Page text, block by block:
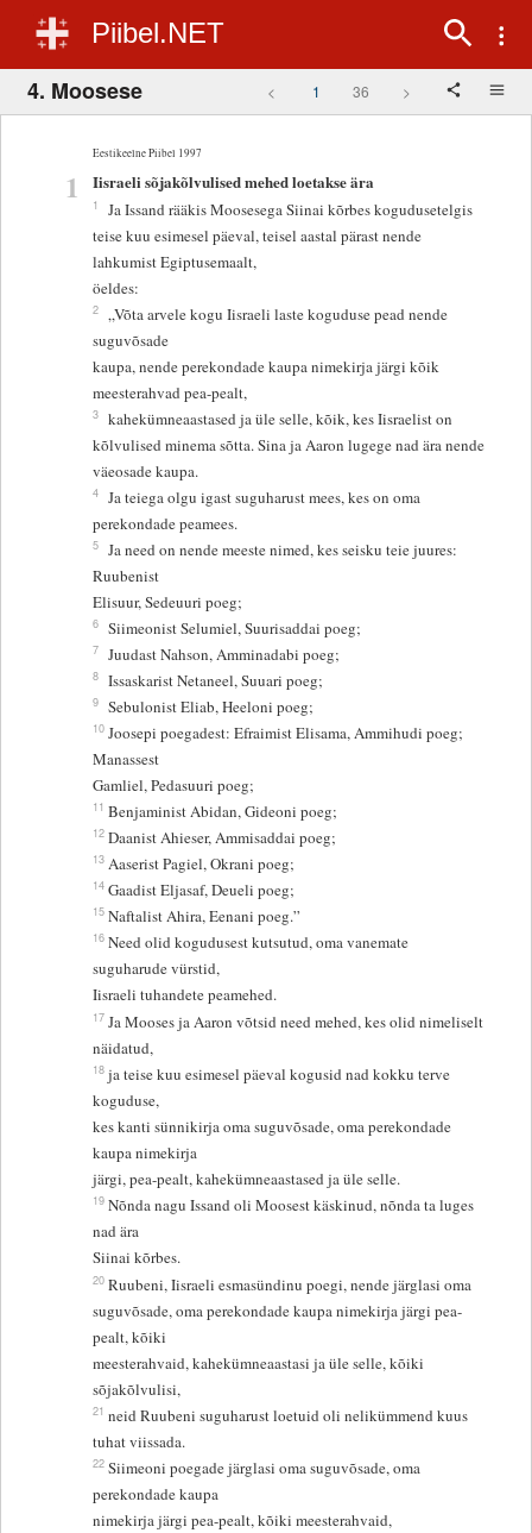
Piibel.NET
4. Moosese < 1 36 >
Eestikeelne Piibel 1997
1 Iisraeli sõjakõlvulised mehed loetakse ära
1
Ja Issand rääkis Moosesega Siinai kõrbes kogudusetelgis
teise kuu esimesel päeval, teisel aastal pärast nende
lahkumist Egiptusemaalt,
öeldes:
2 „Võta arvele kogu Iisraeli laste koguduse pead nende
suguvõsade
kaupa, nende perekondade kaupa nimekirja järgi kõik
meesterahvad pea-pealt,
3 kahekümneaastased ja üle selle, kõik, kes Iisraelist on
kõlvulised minema sõtta. Sina ja Aaron lugege nad ära nende
väeosade kaupa.
4 Ja teiega olgu igast suguharust mees, kes on oma
perekondade peamees.
5 Ja need on nende meeste nimed, kes seisku teie juures:
Ruubenist
Elisuur, Sedeuuri poeg;
6 Siimeonist Selumiel, Suurisaddai poeg;
7 Juudast Nahson, Amminadabi poeg;
8 Issaskarist Netaneel, Suuari poeg;
9 Sebulonist Eliab, Heeloni poeg;
10 Joosepi poegadest: Efraimist Elisama, Ammihudi poeg;
Manassest
Gamliel, Pedasuuri poeg;
11 Benjaminist Abidan, Gideoni poeg;
12 Daanist Ahieser, Ammisaddai poeg;
13 Aaserist Pagiel, Okrani poeg;
14 Gaadist Eljasaf, Deueli poeg;
15 Naftalist Ahira, Eenani poeg.”
16 Need olid kogudusest kutsutud, oma vanemate
suguharude vürstid,
Iisraeli tuhandete peamehed.
17 Ja Mooses ja Aaron võtsid need mehed, kes olid nimeliselt
näidatud,
18 ja teise kuu esimesel päeval kogusid nad kokku terve
koguduse,
kes kanti sünnikirja oma suguvõsade, oma perekondade
kaupa nimekirja
järgi, pea-pealt, kahekümneaastased ja üle selle.
19 Nõnda nagu Issand oli Moosest käskinud, nõnda ta luges
nad ära
Siinai kõrbes.
20 Ruubeni, Iisraeli esmasündinu poegi, nende järglasi oma
suguvõsade, oma perekondade kaupa nimekirja järgi pea-
pealt, kõiki
meesterahvaid, kahekümneaastasi ja üle selle, kõiki
sõjakõlvulisi,
21 neid Ruubeni suguharust loetuid oli nelikümmend kuus
tuhat viissada.
22 Siimeoni poegade järglasi oma suguvõsade, oma
perekondade kaupa
nimekirja järgi pea-pealt, kõiki meesterahvaid,